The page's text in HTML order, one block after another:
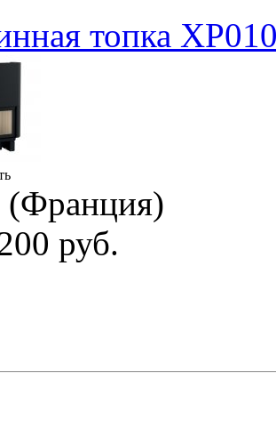
топка
(Франция)
руб.